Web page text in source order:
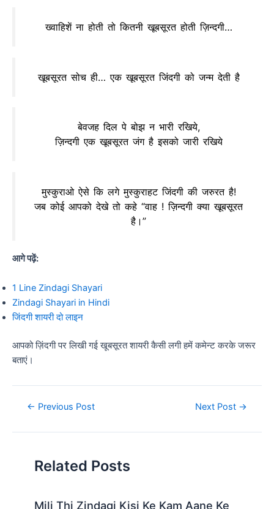
ख्वाहिशें ना होती तो कितनी खूबसूरत होती ज़िन्दगी…
खूबसूरत सोच ही… एक खूबसूरत जिंदगी को जन्म देती है
बेवजह दिल पे बोझ न भारी रखिये,
ज़िन्दगी एक खूबसूरत जंग है इसको जारी रखिये
मुस्कुराओ ऐसे कि लगे मुस्कुराहट जिंदगी की जरुरत है!
जब कोई आपको देखे तो कहे “वाह ! ज़िन्दगी क्या खूबसूरत
है।”
आगे पढ़ें:
1 Line Zindagi Shayari
Zindagi Shayari in Hindi
जिंदगी शायरी दो लाइन
आपको ज़िंदगी पर लिखी गई खूबसूरत शायरी कैसी लगी हमें कमेन्ट करके जरूर
बताएं।
Post← Previous Post Next Post →
Related Posts
Mili Thi Zindagi Kisi Ke Kam Aane Ke